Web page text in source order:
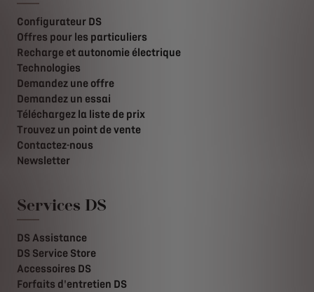
Configurateur DS
Offres pour les particuliers
Recharge et autonomie électrique
Technologies
Demandez une offre
Demandez un essai
Téléchargez la liste de prix
Trouvez un point de vente
Contactez-nous
Newsletter
Services DS
DS Assistance
DS Service Store
Accessoires DS
Forfaits d'entretien DS